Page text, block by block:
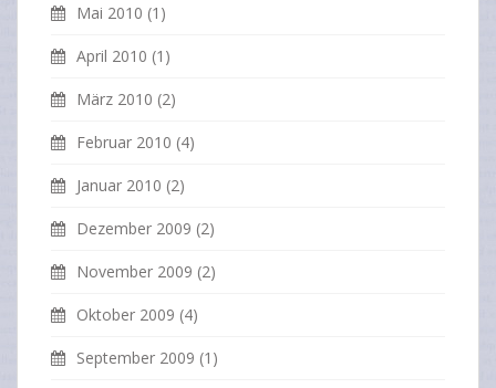
Mai 2010 (1)
April 2010 (1)
März 2010 (2)
Februar 2010 (4)
Januar 2010 (2)
Dezember 2009 (2)
November 2009 (2)
Oktober 2009 (4)
September 2009 (1)